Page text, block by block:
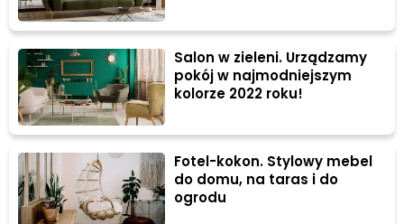
Salon w zieleni. Urządzamy
pokój w najmodniejszym
kolorze 2022 roku!
Fotel-kokon. Stylowy mebel
do domu, na taras i do
ogrodu